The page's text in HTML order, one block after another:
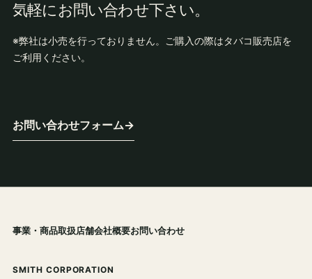
気軽にお問い合わせ下さい。
※弊社は小売を行っておりません。ご購入の際はタバコ販売店を
ご利用ください。
お問い合わせフォーム→
事業・商品取扱店舗会社概要お問い合わせ
SMITH CORPORATION